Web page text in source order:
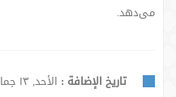
می‌دهد.
تاريخ الإضافة : الأحد, ١٣ جمادى ثانى ١٤٣٠هـ